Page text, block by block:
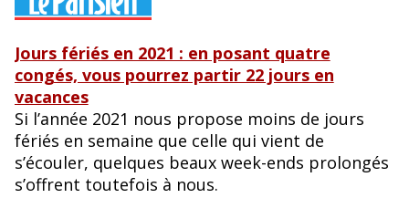
Jours fériés en 2021 : en posant quatre
congés, vous pourrez partir 22 jours en
vacances
Si l’année 2021 nous propose moins de jours
fériés en semaine que celle qui vient de
s’écouler, quelques beaux week-ends prolongés
s’offrent toutefois à nous.